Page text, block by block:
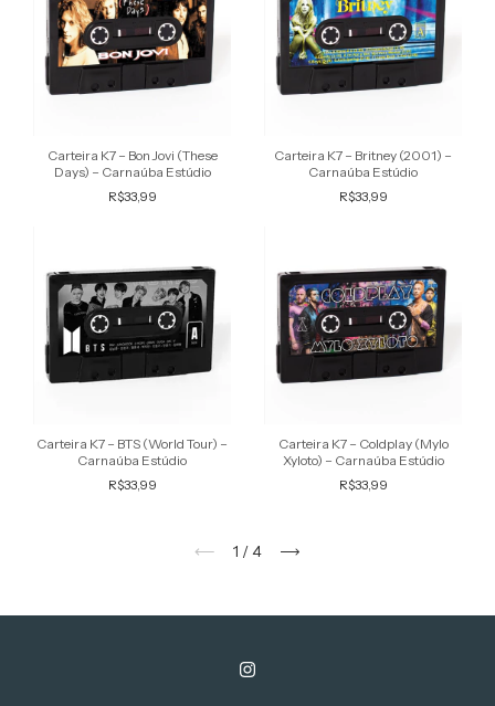
Carteira K7 – Bon Jovi (These
Days) – Carnaúba Estúdio
R$33,99
Carteira K7 – Britney (2001) –
Carnaúba Estúdio
R$33,99
Carteira K7 – BTS (World Tour) –
Carnaúba Estúdio
R$33,99
Carteira K7 – Coldplay (Mylo
Xyloto) – Carnaúba Estúdio
R$33,99
1 /4